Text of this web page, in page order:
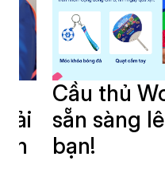
Cầu thủ
sẵn sàng
bạn!